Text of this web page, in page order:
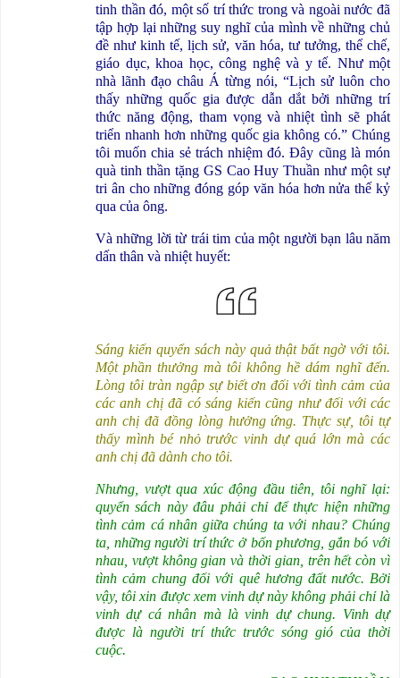
tinh thần đó, một số trí thức trong và ngoài nước đã
tập hợp lại những suy nghĩ của mình về những chủ
đề như kinh tế, lịch sử, văn hóa, tư tưởng, thể chế,
giáo dục, khoa học, công nghệ và y tế. Như một
nhà lãnh đạo châu Á từng nói, “Lịch sử luôn cho
thấy những quốc gia được dẫn dắt bởi những trí
thức năng động, tham vọng và nhiệt tình sẽ phát
triển nhanh hơn những quốc gia không có.” Chúng
tôi muốn chia sẻ trách nhiệm đó. Đây cũng là món
quà tinh thần tặng GS Cao Huy Thuần như một sự
tri ân cho những đóng góp văn hóa hơn nửa thế kỷ
qua của ông.
Và những lời từ trái tim của một người bạn lâu năm
dấn thân và nhiệt huyết:
Sáng kiến quyển sách này quả thật bất ngờ với tôi.
Một phần thưởng mà tôi không hề dám nghĩ đến.
Lòng tôi tràn ngập sự biết ơn đối với tình cảm của
các anh chị đã có sáng kiến cũng như đối với các
anh chị đã đồng lòng hưởng ứng. Thực sự, tôi tự
thấy mình bé nhỏ trước vinh dự quá lớn mà các
anh chị đã dành cho tôi.
Nhưng, vượt qua xúc động đầu tiên, tôi nghĩ lại:
quyển sách này đâu phải chỉ để thực hiện những
tình cảm cá nhân giữa chúng ta với nhau? Chúng
ta, những người trí thức ở bốn phương, gắn bó với
nhau, vượt không gian và thời gian, trên hết còn vì
tình cảm chung đối với quê hương đất nước. Bởi
vậy, tôi xin được xem vinh dự này không phải chỉ là
vinh dự cá nhân mà là vinh dự chung. Vinh dự
được là người trí thức trước sóng gió của thời
cuộc.